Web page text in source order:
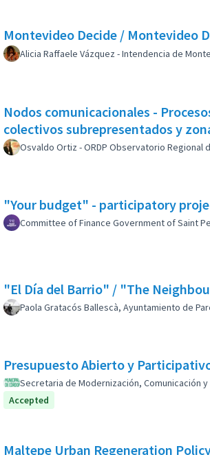
Montevideo Decide / Montevideo
Alicia Raffaele Vázquez - Intendencia de
Nodos comunicacionales -
colectivos subrepresentados y
Osvaldo Ortiz - ORDP Observatorio Regional
"Your budget" - participatory
Committee of Finance Government of Saint
"El Día del Barrio" / "The
Paola Gratacós Ballescà, Ayuntamiento de
Presupuesto Abierto y
Secretaria de Modernización, Comunicación
Accepted
Maltepe Urban Regeneration